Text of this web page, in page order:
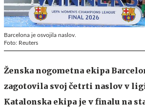
Barcelona je osvojila naslov.
Foto: Reuters
Ženska nogometna ekipa
zagotovila svoj četrti naslov v
Katalonska ekipa je v finalu na